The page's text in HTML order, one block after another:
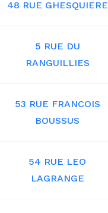
48 RUE GHESQUIERE
5 RUE DU
RANGUILLIES
53 RUE FRANCOIS
BOUSSUS
54 RUE LEO
LAGRANGE